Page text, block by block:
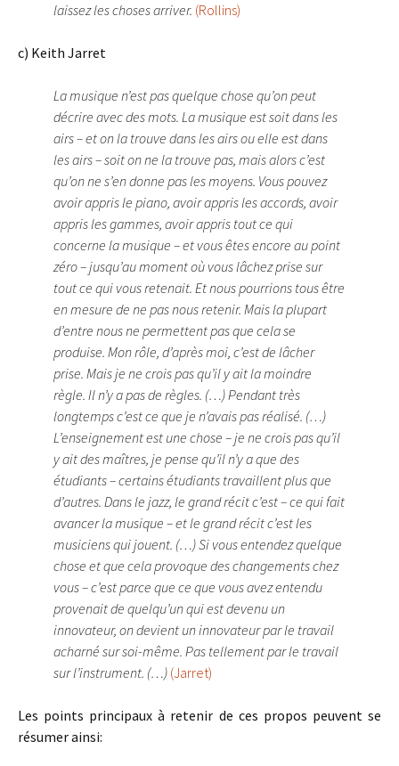
laissez les choses arriver. (Rollins)
c) Keith Jarret
La musique n’est pas quelque chose qu’on peut
décrire avec des mots. La musique est soit dans les
airs – et on la trouve dans les airs ou elle est dans
les airs – soit on ne la trouve pas, mais alors c’est
qu’on ne s’en donne pas les moyens. Vous pouvez
avoir appris le piano, avoir appris les accords, avoir
appris les gammes, avoir appris tout ce qui
concerne la musique – et vous êtes encore au point
zéro – jusqu’au moment où vous lâchez prise sur
tout ce qui vous retenait. Et nous pourrions tous être
en mesure de ne pas nous retenir. Mais la plupart
d’entre nous ne permettent pas que cela se
produise. Mon rôle, d’après moi, c’est de lâcher
prise. Mais je ne crois pas qu’il y ait la moindre
règle. Il n’y a pas de règles. (…) Pendant très
longtemps c’est ce que je n’avais pas réalisé. (…)
L’enseignement est une chose – je ne crois pas qu’il
y ait des maîtres, je pense qu’il n’y a que des
étudiants – certains étudiants travaillent plus que
d’autres. Dans le jazz, le grand récit c’est – ce qui fait
avancer la musique – et le grand récit c’est les
musiciens qui jouent. (…) Si vous entendez quelque
chose et que cela provoque des changements chez
vous – c’est parce que ce que vous avez entendu
provenait de quelqu’un qui est devenu un
innovateur, on devient un innovateur par le travail
acharné sur soi-même. Pas tellement par le travail
sur l’instrument. (…) (Jarret)
Les points principaux à retenir de ces propos peuvent se
résumer ainsi: